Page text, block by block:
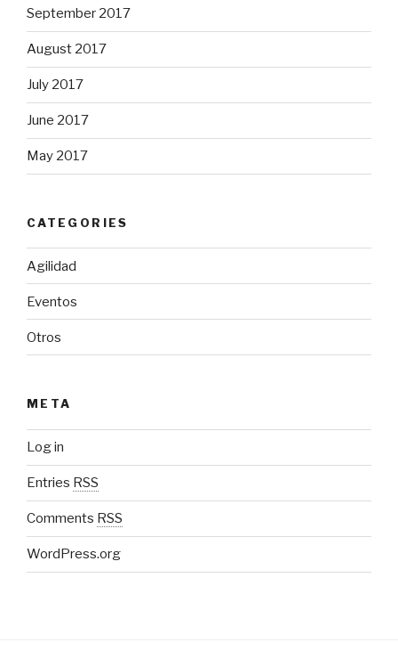
September 2017
August 2017
July 2017
June 2017
May 2017
CATEGORIES
Agilidad
Eventos
Otros
META
Log in
Entries RSS
Comments RSS
WordPress.org